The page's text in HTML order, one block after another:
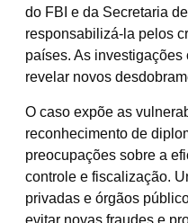
do FBI e da Secretaria
responsabilizá-la pelos
países. As
revelar novos
​O caso expõe as
reconhecimento de
preocupações sobre a
controle e fiscalização.
privadas e órgãos
evitar novas fraudes e